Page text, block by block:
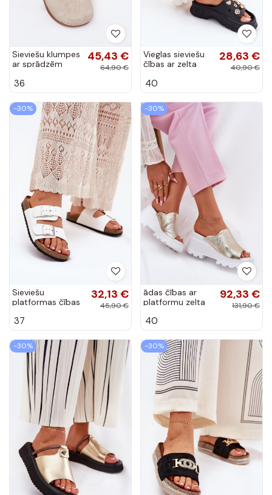
Sieviešu klumpes
ar sprādzēm
TF000001
45,43 €
64,90 €
36
Vieglas sieviešu
čības ar zelta
klipiem melnā
28,63 €
40,90 €
40
-30%
Sieviešu
platformas čības
krāsā Evisolla
32,13 €
45,90 €
37
-30%
ādas čības ar
platformu zelta
56C0435
92,33 €
131,90 €
40
-30% -30%